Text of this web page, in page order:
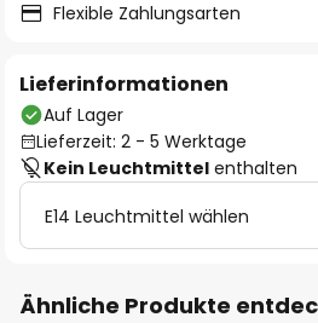
Flexible Zahlungsarten
Lieferinformationen
Auf Lager
Lieferzeit: 2 - 5 Werktage
Kein Leuchtmittel enthalten
E14 Leuchtmittel wählen
Ähnliche Produkte